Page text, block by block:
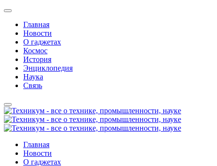
Главная
Новости
О гаджетах
Космос
История
Энциклопедия
Наука
Связь
Главная
Новости
О гаджетах